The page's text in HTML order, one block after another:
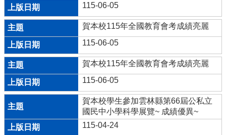
力
宇
教
育
平
台
正
常
學
自
我
115-06-05
賀本校115年全國教育會考成績亮麗
115-06-05
賀本校115年全國教育會考成績亮麗
115-06-05
賀本校學生參加雲林縣第66屆公私立
國民中小學科學展覽~ 成績優異~
115-04-24